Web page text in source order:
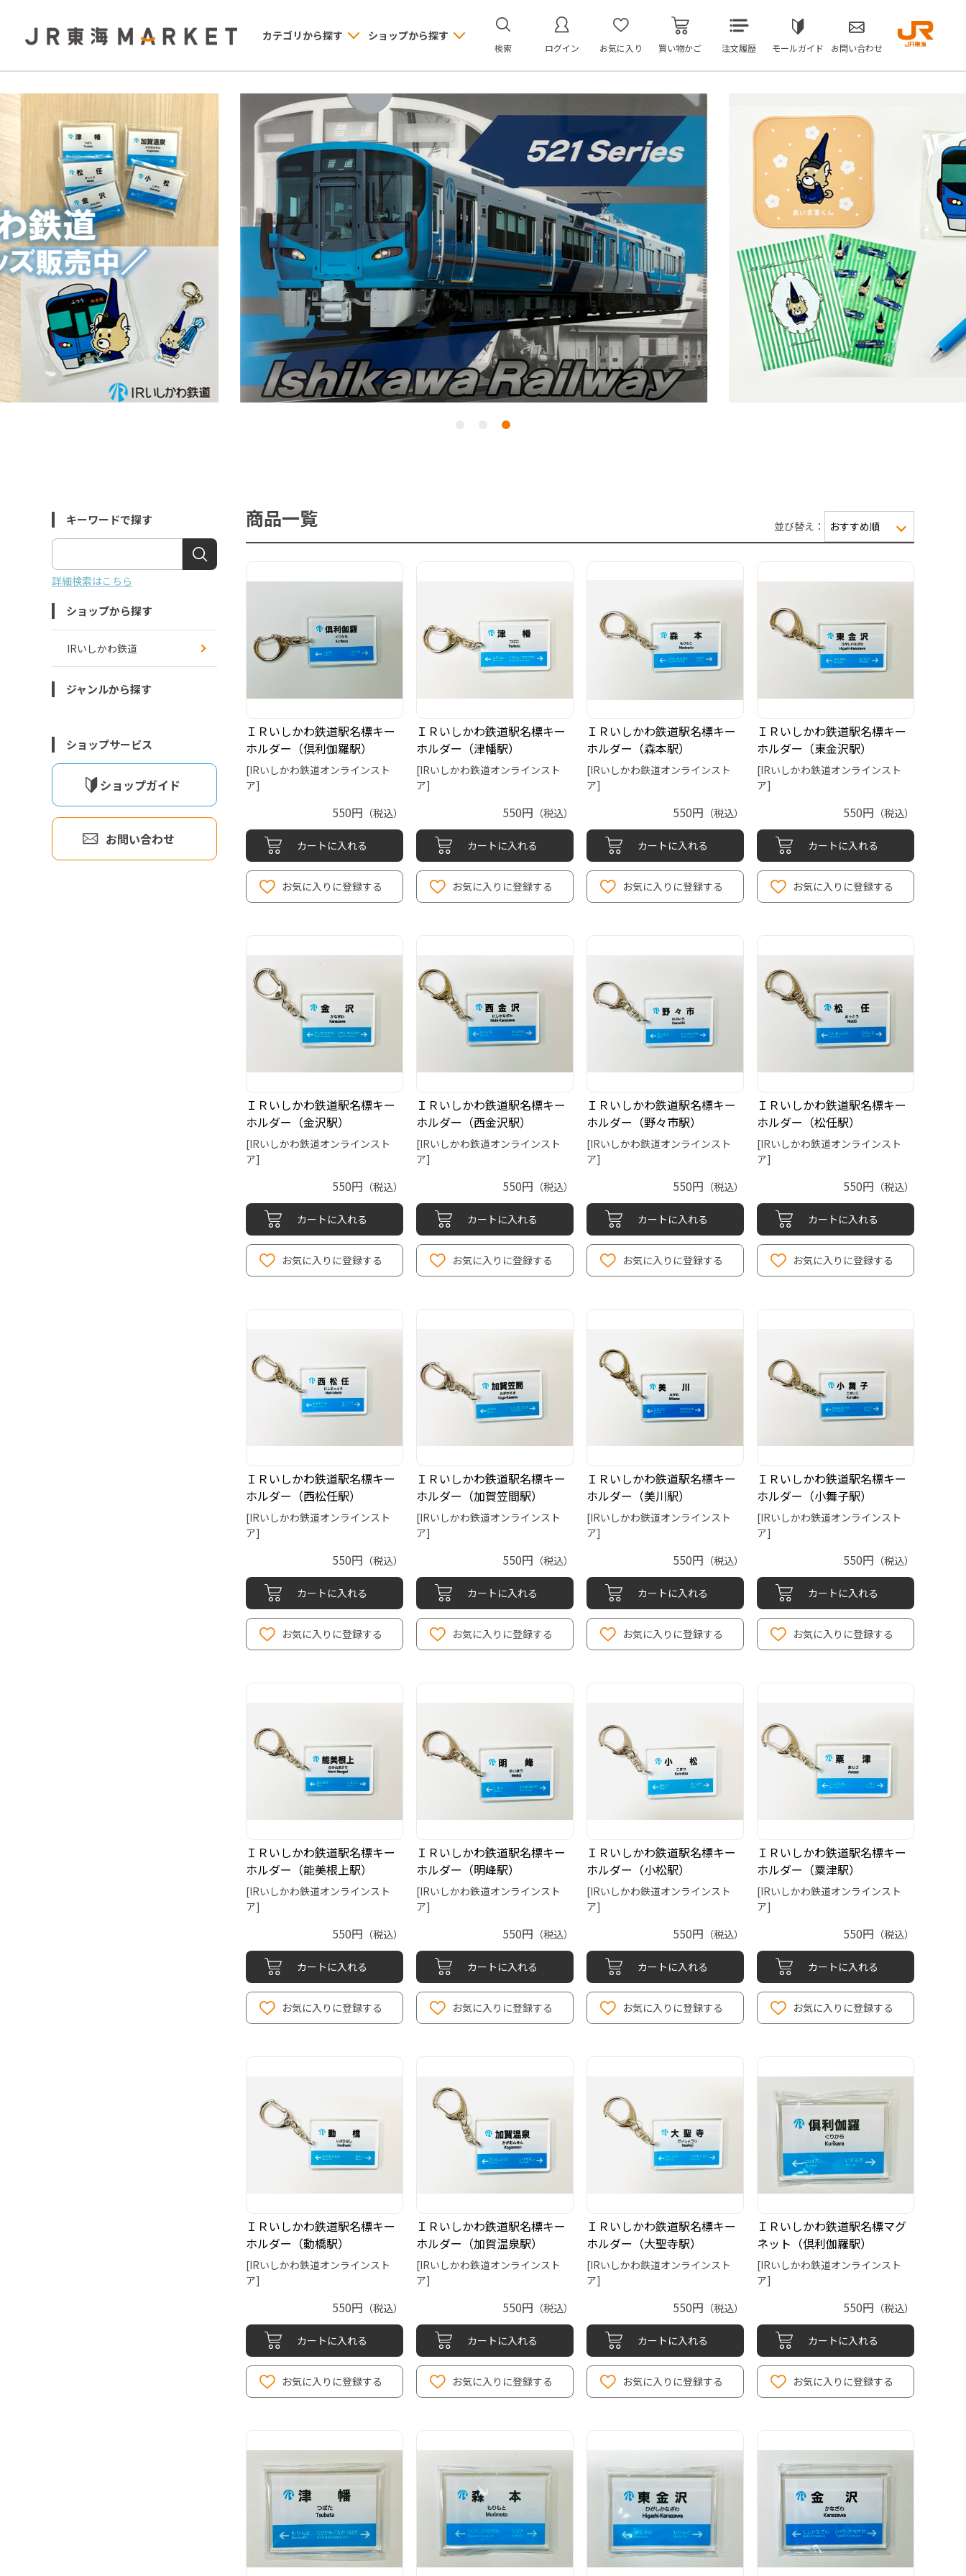
カテゴリから探す ショップから探す
検索 ログイン お気に入り 買い物かご 注文履歴 モールガイド お問い合わせ
キーワードで探す
詳細検索はこちら
ショップから探す
IRいしかわ鉄道
ジャンルから探す
ショップサービス
ショップガイド
お問い合わせ
商品一覧 並び替え：
ＩＲいしかわ鉄道駅名標キー
ホルダー（倶利伽羅駅）
[IRいしかわ鉄道オンラインスト
ア]
550円 （税込）
カートに入れる
お気に入りに登録する
ＩＲいしかわ鉄道駅名標キー
ホルダー（津幡駅）
[IRいしかわ鉄道オンラインスト
ア]
550円 （税込）
カートに入れる
お気に入りに登録する
ＩＲいしかわ鉄道駅名標キー
ホルダー（森本駅）
[IRいしかわ鉄道オンラインスト
ア]
550円 （税込）
カートに入れる
お気に入りに登録する
ＩＲいしかわ鉄道駅名標キー
ホルダー（東金沢駅）
[IRいしかわ鉄道オンラインスト
ア]
550円 （税込）
カートに入れる
お気に入りに登録する
ＩＲいしかわ鉄道駅名標キー
ホルダー（金沢駅）
[IRいしかわ鉄道オンラインスト
ア]
550円 （税込）
カートに入れる
お気に入りに登録する
ＩＲいしかわ鉄道駅名標キー
ホルダー（西金沢駅）
[IRいしかわ鉄道オンラインスト
ア]
550円 （税込）
カートに入れる
お気に入りに登録する
ＩＲいしかわ鉄道駅名標キー
ホルダー（野々市駅）
[IRいしかわ鉄道オンラインスト
ア]
550円 （税込）
カートに入れる
お気に入りに登録する
ＩＲいしかわ鉄道駅名標キー
ホルダー（松任駅）
[IRいしかわ鉄道オンラインスト
ア]
550円 （税込）
カートに入れる
お気に入りに登録する
ＩＲいしかわ鉄道駅名標キー
ホルダー（西松任駅）
[IRいしかわ鉄道オンラインスト
ア]
550円 （税込）
カートに入れる
お気に入りに登録する
ＩＲいしかわ鉄道駅名標キー
ホルダー（加賀笠間駅）
[IRいしかわ鉄道オンラインスト
ア]
550円 （税込）
カートに入れる
お気に入りに登録する
ＩＲいしかわ鉄道駅名標キー
ホルダー（美川駅）
[IRいしかわ鉄道オンラインスト
ア]
550円 （税込）
カートに入れる
お気に入りに登録する
ＩＲいしかわ鉄道駅名標キー
ホルダー（小舞子駅）
[IRいしかわ鉄道オンラインスト
ア]
550円 （税込）
カートに入れる
お気に入りに登録する
ＩＲいしかわ鉄道駅名標キー
ホルダー（能美根上駅）
[IRいしかわ鉄道オンラインスト
ア]
550円 （税込）
カートに入れる
お気に入りに登録する
ＩＲいしかわ鉄道駅名標キー
ホルダー（明峰駅）
[IRいしかわ鉄道オンラインスト
ア]
550円 （税込）
カートに入れる
お気に入りに登録する
ＩＲいしかわ鉄道駅名標キー
ホルダー（小松駅）
[IRいしかわ鉄道オンラインスト
ア]
550円 （税込）
カートに入れる
お気に入りに登録する
ＩＲいしかわ鉄道駅名標キー
ホルダー（粟津駅）
[IRいしかわ鉄道オンラインスト
ア]
550円 （税込）
カートに入れる
お気に入りに登録する
ＩＲいしかわ鉄道駅名標キー
ホルダー（動橋駅）
[IRいしかわ鉄道オンラインスト
ア]
550円 （税込）
カートに入れる
お気に入りに登録する
ＩＲいしかわ鉄道駅名標キー
ホルダー（加賀温泉駅）
[IRいしかわ鉄道オンラインスト
ア]
550円 （税込）
カートに入れる
お気に入りに登録する
ＩＲいしかわ鉄道駅名標キー
ホルダー（大聖寺駅）
[IRいしかわ鉄道オンラインスト
ア]
550円 （税込）
カートに入れる
お気に入りに登録する
ＩＲいしかわ鉄道駅名標マグ
ネット（倶利伽羅駅）
[IRいしかわ鉄道オンラインスト
ア]
550円 （税込）
カートに入れる
お気に入りに登録する